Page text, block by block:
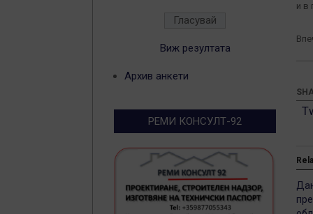
и в
Виж резултата
Архив анкети
РЕМИ КОНСУЛТ-92